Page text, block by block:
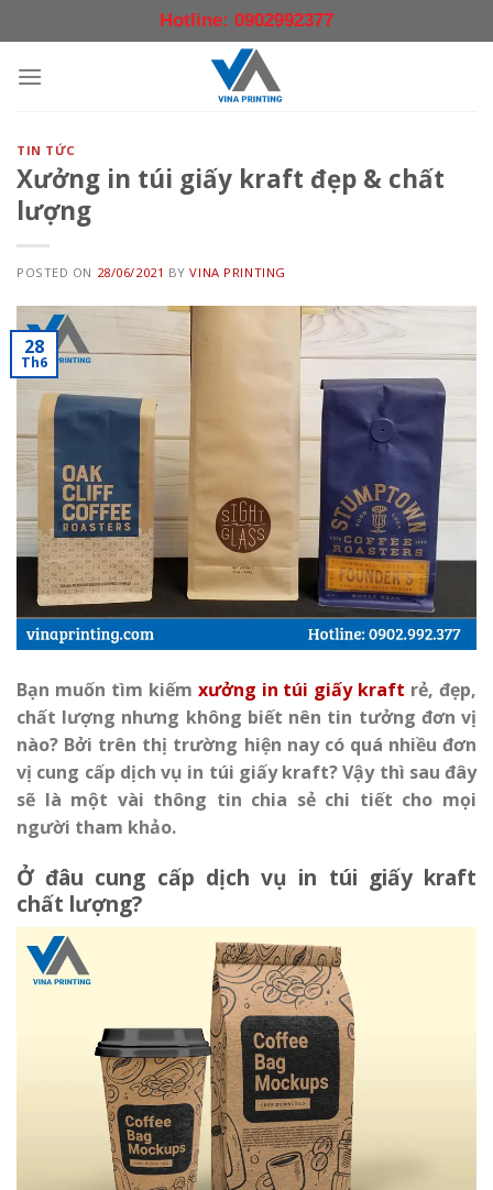
to
content
Hotline: 0902992377
TIN TỨC
Xưởng in túi giấy kraft đẹp & chất
lượng
POSTED ON 28/06/2021 BYVINA PRINTING
28
Th6
Bạn muốn tìm kiếm xưởng in túi giấy kraft rẻ, đẹp,
chất lượng nhưng không biết nên tin tưởng đơn vị
nào? Bởi trên thị trường hiện nay có quá nhiều đơn
vị cung cấp dịch vụ in túi giấy kraft? Vậy thì sau đây
sẽ là một vài thông tin chia sẻ chi tiết cho mọi
người tham khảo.
Ở đâu cung cấp dịch vụ in túi giấy kraft
chất lượng?